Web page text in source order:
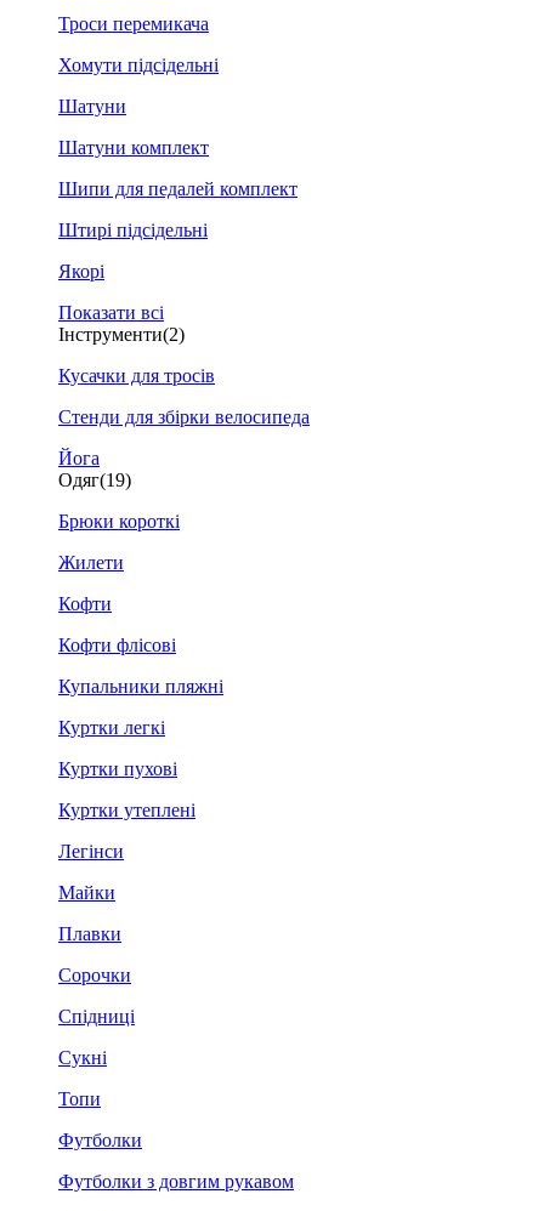
Троси перемикача
Хомути підсідельні
Шатуни
Шатуни комплект
Шипи для педалей комплект
Штирі підсідельні
Якорі
Показати всі
Інструменти(2)
Кусачки для тросів
Стенди для збірки велосипеда
Йога
Одяг(19)
Брюки короткі
Жилети
Кофти
Кофти флісові
Купальники пляжні
Куртки легкі
Куртки пухові
Куртки утеплені
Легінси
Майки
Плавки
Сорочки
Спідниці
Сукні
Топи
Футболки
Футболки з довгим рукавом